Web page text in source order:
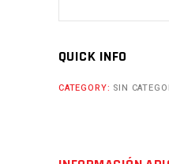
QUICK INFO
CATEGORY: SIN